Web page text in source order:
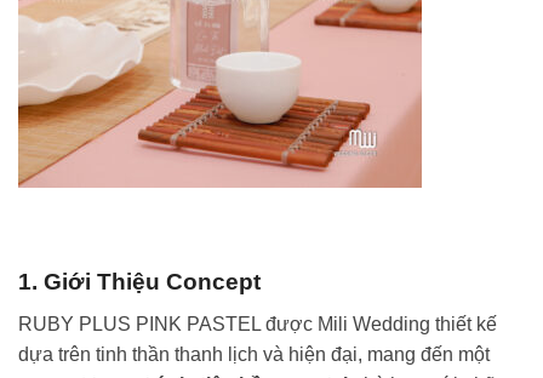
1. Giới Thiệu Concept
RUBY PLUS PINK PASTEL được Mili Wedding thiết kế
dựa trên tinh thần thanh lịch và hiện đại, mang đến một